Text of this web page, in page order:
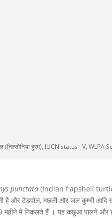
(निल्सोनिया हुरम), IUCN status : V, WLPA
punctata (Indian flapshell
है और टैडपोल, मछली और जल कुम्भी
में निकलते हैं । यह कछुआ पालने और